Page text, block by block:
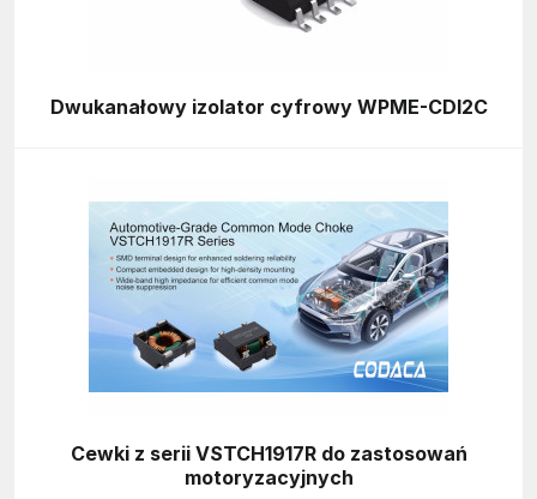
Dwukanałowy izolator cyfrowy WPME-CDI2C
Cewki z serii VSTCH1917R do zastosowań
motoryzacyjnych